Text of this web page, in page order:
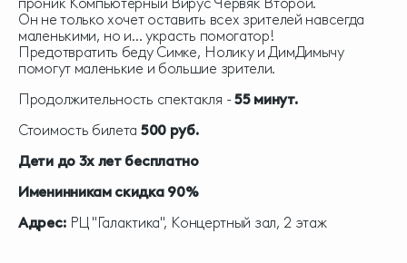
Он не только хочет оставить всех зрителей навсегда
маленькими, но и... украсть помогатор!
Предотвратить беду Симке, Нолику и ДимДимычу
помогут маленькие и большие зрители.
Продолжительность спектакля -55 минут.
Стоимость билета 500 руб.
Дети до 3х лет бесплатно
Именинникам скидка 90%
Адрес: РЦ "Галактика", Концертный зал, 2 этаж